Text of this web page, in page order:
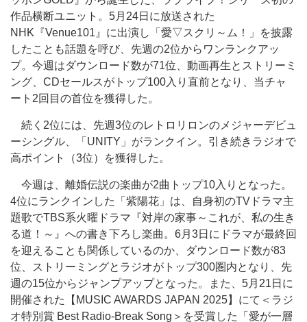
作品横断ユニット。5月24日に放送された
NHK『Venue101』に出演し「愛▽スクリ～ム！」を披露
したことも話題を呼び、先週の2位からワンランクアッ
プ。今週はダウンロード数が71位、動画再生とストリーミ
ング、CDセールスがトップ100入り直前となり、当チャ
ート2回目の首位を獲得した。
続く2位には、先週3位のレトロリロンのメジャーデビュ
ーシングル、「UNITY」がランクイン。引き続きラジオで
高ポイント（3位）を獲得した。
今週は、離婚伝説の楽曲が2曲トップ10入りとなった。
4位にランクインした「紫陽花」は、自身初のTVドラマ主
題歌でTBS系火曜ドラマ『対岸の家事～これが、私の生き
る道！～』への書き下ろし楽曲。6月3日にドラマが最終回
を迎えることも関係しているのか、ダウンロード数が83
位、ストリーミングとラジオがトップ300圏内となり、先
週の15位からジャンプアップとなった。また、5月21日に
開催された【MUSIC AWARDS JAPAN 2025】にて＜ラジ
オ特別賞 Best Radio-Break Song＞を受賞した「愛が一層